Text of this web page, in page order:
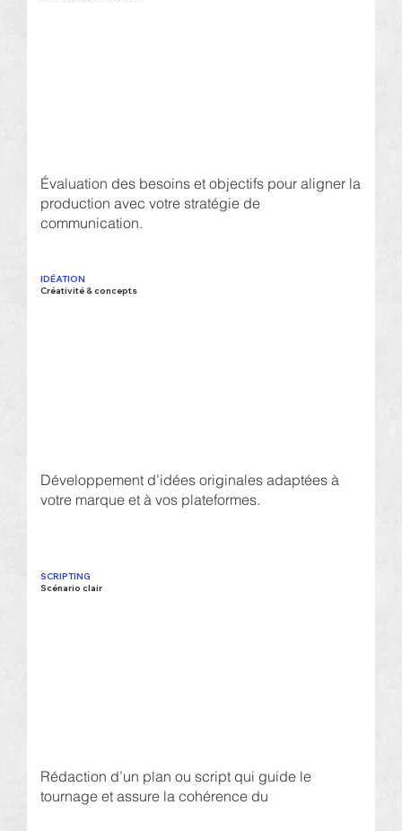
Évaluation des besoins et objectifs pour aligner la
production avec votre stratégie de
communication.
IDÉATION
Créativité & concepts
Développement d’idées originales adaptées à
votre marque et à vos plateformes.
SCRIPTING
Scénario clair
Rédaction d’un plan ou script qui guide le
tournage et assure la cohérence du